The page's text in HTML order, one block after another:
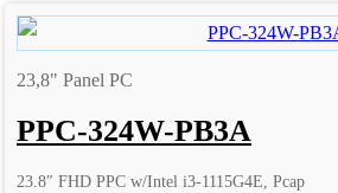
23,8" Panel PC
PPC-324W-PB3A
23.8″ FHD PPC w/Intel i3-1115G4E, Pcap